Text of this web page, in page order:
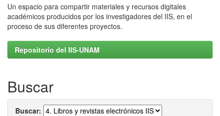
Un espacio para compartir materiales y recursos digitales
académicos producidos por los investigadores del IIS, en el
proceso de sus diferentes proyectos.
Repositorio del IIS-UNAM
Buscar
Buscar: